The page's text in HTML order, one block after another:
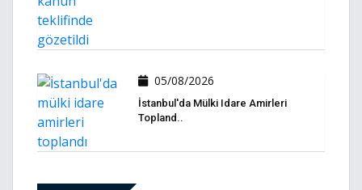
05/08/2026
İstanbul'da Mülki Idare Amirleri
Topland..